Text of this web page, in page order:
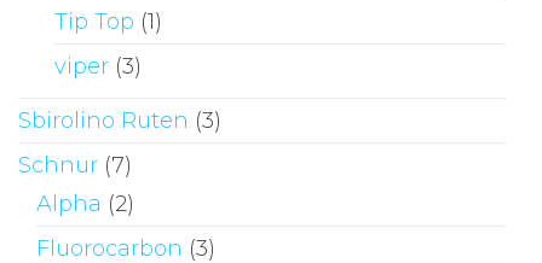
Tip Top (1)
viper (3)
Sbirolino Ruten (3)
Schnur (7)
Alpha (2)
Fluorocarbon (3)